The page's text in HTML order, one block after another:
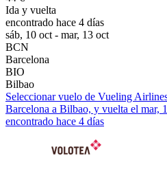
Ida y vuelta
encontrado hace 4 días
sáb, 10 oct - mar, 13 oct
BCN
Barcelona
BIO
Bilbao
Seleccionar vuelo de Vueling
Barcelona a Bilbao, y vuelta el mar,
encontrado hace 4 días